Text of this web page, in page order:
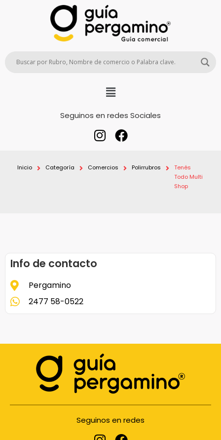
Seguinos en redes Sociales
Inicio Categoría Comercios Polirrubros
Tenés
Todo Multi
Shop
Info de contacto
Pergamino
2477 58-0522
Seguinos en redes